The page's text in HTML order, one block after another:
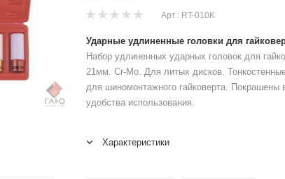
Арт.: RT-010K
Ударные удлиненные головки для
Набор удлиненных ударных головок для
21мм. Cr-Mo. Для литых дисков.
для шиномонтажного гайковерта. Покрашены
удобства использования.
Характеристики